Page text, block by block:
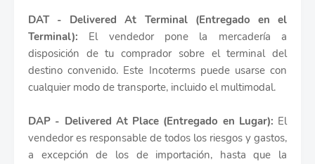
DAT - Delivered At Terminal (Entregado en el
Terminal): El vendedor pone la mercadería a
disposición de tu comprador sobre el terminal del
destino convenido. Este Incoterms puede usarse con
cualquier modo de transporte, incluido el multimodal.
DAP - Delivered At Place (Entregado en Lugar): El
vendedor es responsable de todos los riesgos y gastos,
a excepción de los de importación, hasta que la